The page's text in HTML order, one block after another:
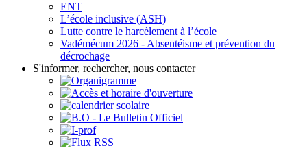
ENT
L’école inclusive (ASH)
Lutte contre le harcèlement à l’école
Vadémécum 2026 - Absentéisme et prévention du
décrochage
S'informer, rechercher, nous contacter